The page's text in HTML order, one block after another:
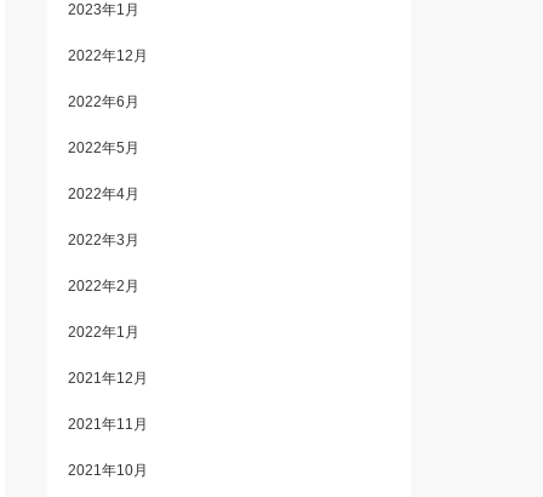
2023年1月
2022年12月
2022年6月
2022年5月
2022年4月
2022年3月
2022年2月
2022年1月
2021年12月
2021年11月
2021年10月